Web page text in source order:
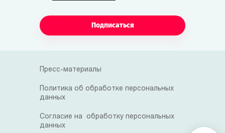
Подписаться
Пресс-материалы
Политика об обработке персональных
данных
Согласие на обработку персональных
данных